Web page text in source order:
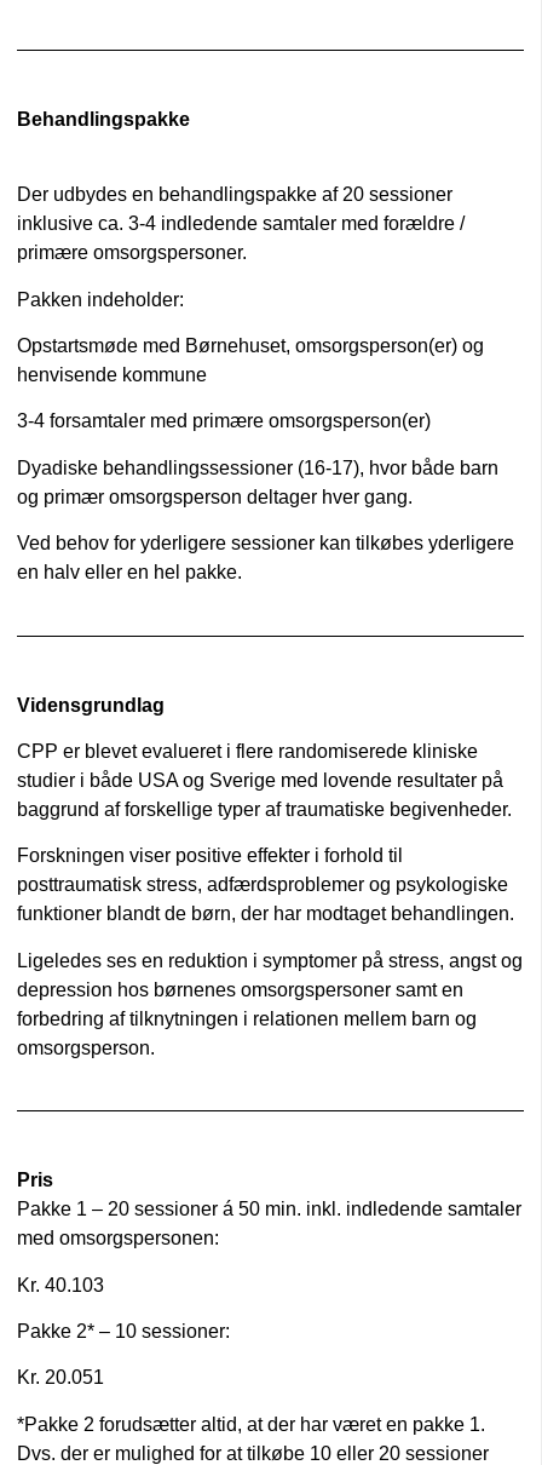
Behandlingspakke
Der udbydes en behandlingspakke af 20 sessioner
inklusive ca. 3-4 indledende samtaler med forældre /
primære omsorgspersoner.
Pakken indeholder:
Opstartsmøde med Børnehuset, omsorgsperson(er) og
henvisende kommune
3-4 forsamtaler med primære omsorgsperson(er)
Dyadiske behandlingssessioner (16-17), hvor både barn
og primær omsorgsperson deltager hver gang.
Ved behov for yderligere sessioner kan tilkøbes yderligere
en halv eller en hel pakke.
Vidensgrundlag
CPP er blevet evalueret i flere randomiserede kliniske
studier i både USA og Sverige med lovende resultater på
baggrund af forskellige typer af traumatiske begivenheder.
Forskningen viser positive effekter i forhold til
posttraumatisk stress, adfærdsproblemer og psykologiske
funktioner blandt de børn, der har modtaget behandlingen.
Ligeledes ses en reduktion i symptomer på stress, angstog
depression hos børnenes omsorgspersoner samt en
forbedring af tilknytningen i relationen mellem barn og
omsorgsperson.
Pris
Pakke 1 – 20 sessioner á 50 min. inkl. indledende samtaler
med omsorgspersonen:
Kr. 40.103
Pakke 2* – 10 sessioner:
Kr. 20.051
*Pakke 2 forudsætter altid, at der har været en pakke 1.
Dvs. der er mulighed for at tilkøbe 10 eller 20 sessioner